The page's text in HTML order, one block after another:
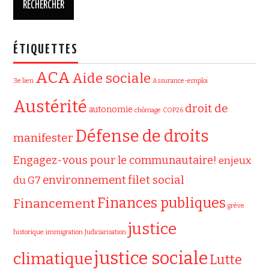
ÉTIQUETTES
3e lien ACAAide sociale Assurance-emploi
Austérité autonomie chômage COP26 droit de
manifester Défense de droits
Engagez-vous pour le communautaire! enjeux
du G7 environnementfilet social
FinancementFinances publiques grève
historique immigration Judiciarisation justice
climatiquejustice socialeLutte